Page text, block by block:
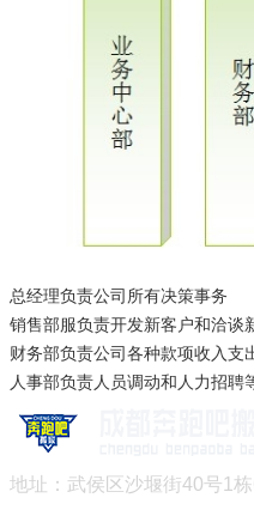
总经理负责公司所有决策事务
销售部服负责开发新客户和洽谈
财务部负责公司各种款项收入支
人事部负责人员调动和人力招聘
地址：武侯区沙堰街40号1